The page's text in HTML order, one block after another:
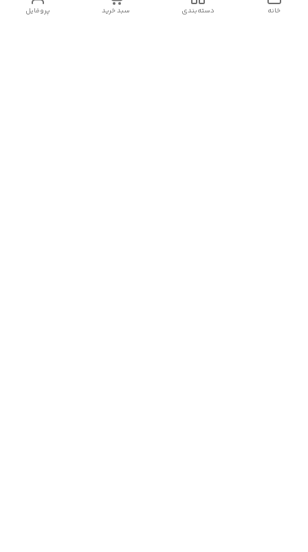
پروفایل سبد خرید دسته‌بندی خانه